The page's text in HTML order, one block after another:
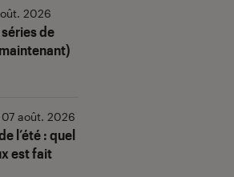
séries de
maintenant)
2026
l’été : quel
est fait
07 août. 2026